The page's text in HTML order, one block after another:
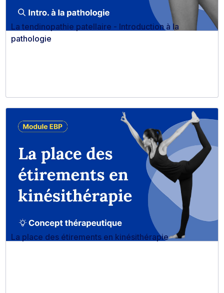
La tendinopathie patellaire - Introduction à la
pathologie
La place des étirements en kinésithérapie